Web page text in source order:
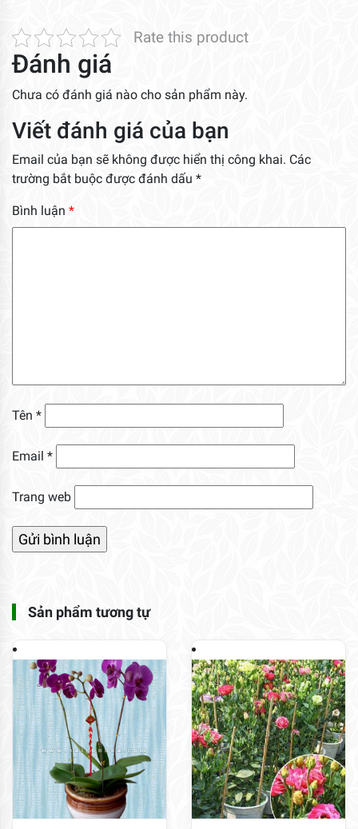
Rate this product
Đánh giá
Chưa có đánh giá nào cho sản phẩm này.
Viết đánh giá của bạn
Email của bạn sẽ không được hiển thị công khai. Các
trường bắt buộc được đánh dấu *
Bình luận *
Tên *
Email *
Trang web
Sản phẩm tương tự